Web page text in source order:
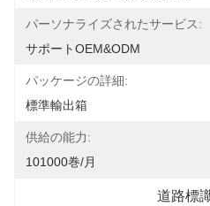
パーソナライズされたサービス:
サポートOEM&ODM
パッケージの詳細:
標準輸出箱
供給の能力:
101000巻/月
道路標